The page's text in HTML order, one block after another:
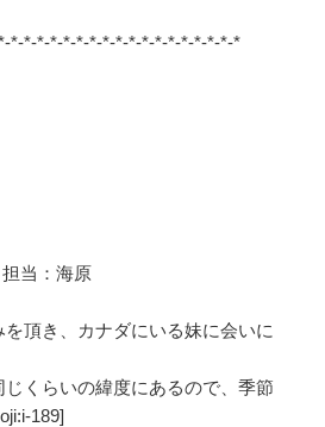
*-*-*-*-*-*-*-*-*-*-*-*-*-*-*-*-*-*
当：海原
頂き、カナダにいる妹に会いに
くらいの緯度にあるので、季節
189]